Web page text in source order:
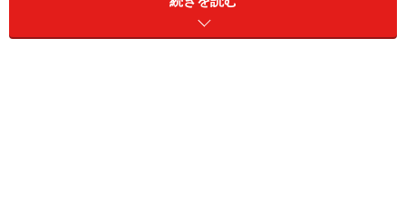
だから、しかたなく、シングルスとダブルスをあらわす